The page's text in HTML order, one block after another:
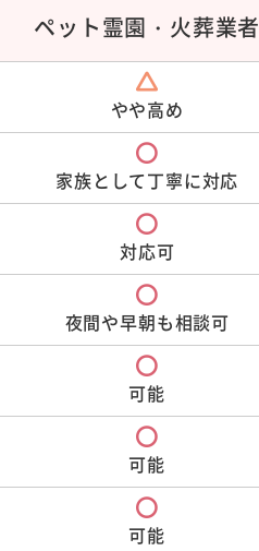
ペット霊園・ 火葬業者
やや高め
家族として丁寧に対応
対応可
夜間や早朝も相談可
可能
可能
可能